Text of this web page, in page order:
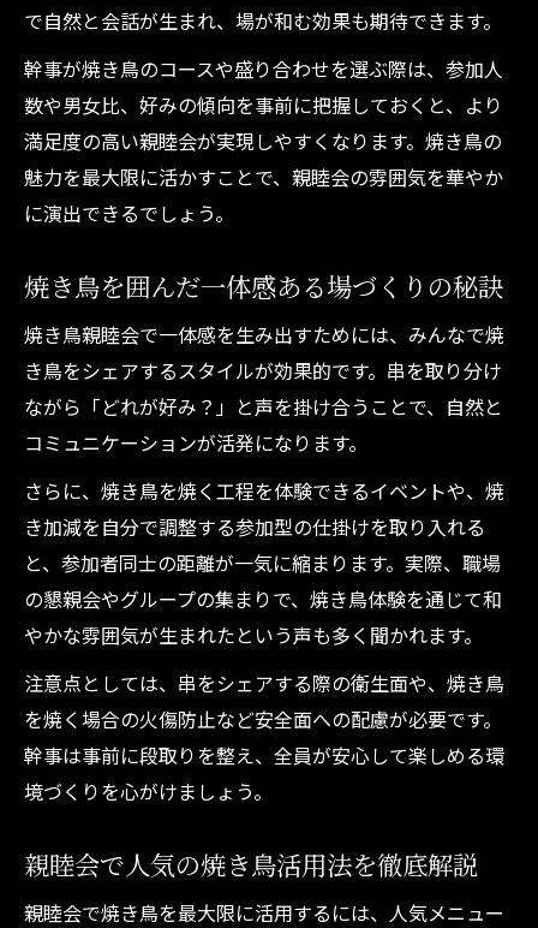
焼き鳥が苦手な人への配慮と工夫ポイント
幹事なら知っておきたい焼き鳥注文数の目安
焼き鳥は一人何本がちょうどいいのか
参加人数別の焼き鳥注文数を効率的に算出
焼き鳥親睦会で無駄なく注文する方法
焼き鳥の注文数と食べ残し防止ポイント
焼き鳥親睦会で満足度を高める適量の考え
方
焼き鳥で親しみ深まる会に仕立てるコツ
焼き鳥親睦会で自然に打ち解ける方法
焼き鳥を活かしたアイスブレイク術とは
焼き鳥で会話が広がる席配置の工夫
焼き鳥親睦会で思い出作りをサポート
円滑な進行を叶える親睦会の焼き鳥選び
親睦会に最適な焼き鳥メニューの選び方
焼き鳥で進行がスムーズになるポイント
焼き鳥親睦会で避けたい注文ミス事例
焼き鳥の提供タイミングで円滑進行を実現
参加者別に焼き鳥を選ぶときの注意点
で自然と会話が生まれ、場が和む効果も期待できます。
幹事が焼き鳥のコースや盛り合わせを選ぶ際は、参加人
数や男女比、好みの傾向を事前に把握しておくと、より
満足度の高い親睦会が実現しやすくなります。焼き鳥の
魅力を最大限に活かすことで、親睦会の雰囲気を華やか
に演出できるでしょう。
焼き鳥を囲んだ一体感ある場づくりの秘訣
焼き鳥親睦会で一体感を生み出すためには、みんなで焼
き鳥をシェアするスタイルが効果的です。串を取り分け
ながら「どれが好み？」と声を掛け合うことで、自然と
コミュニケーションが活発になります。
さらに、焼き鳥を焼く工程を体験できるイベントや、焼
き加減を自分で調整する参加型の仕掛けを取り入れる
と、参加者同士の距離が一気に縮まります。実際、職場
の懇親会やグループの集まりで、焼き鳥体験を通じて和
やかな雰囲気が生まれたという声も多く聞かれます。
注意点としては、串をシェアする際の衛生面や、焼き鳥
を焼く場合の火傷防止など安全面への配慮が必要です。
幹事は事前に段取りを整え、全員が安心して楽しめる環
境づくりを心がけましょう。
親睦会で人気の焼き鳥活用法を徹底解説
親睦会で焼き鳥を最大限に活用するには、人気メニュー